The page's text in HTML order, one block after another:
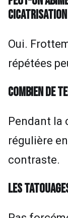
Oui.
répétées
COMBIEN DE
Pendant la
régulière
contraste.
LES